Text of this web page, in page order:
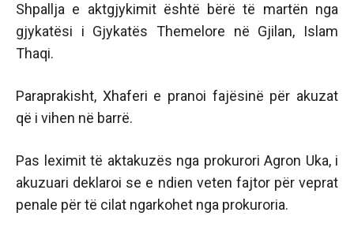
Shpallja e aktgjykimit është bërë të martën nga
gjykatësi i Gjykatës Themelore në Gjilan, Islam
Thaqi.
Paraprakisht, Xhaferi e pranoi fajësinë për akuzat
që i vihen në barrë.
Pas leximit të aktakuzës nga prokurori Agron Uka, i
akuzuari deklaroi se e ndien veten fajtor për veprat
penale për të cilat ngarkohet nga prokuroria.